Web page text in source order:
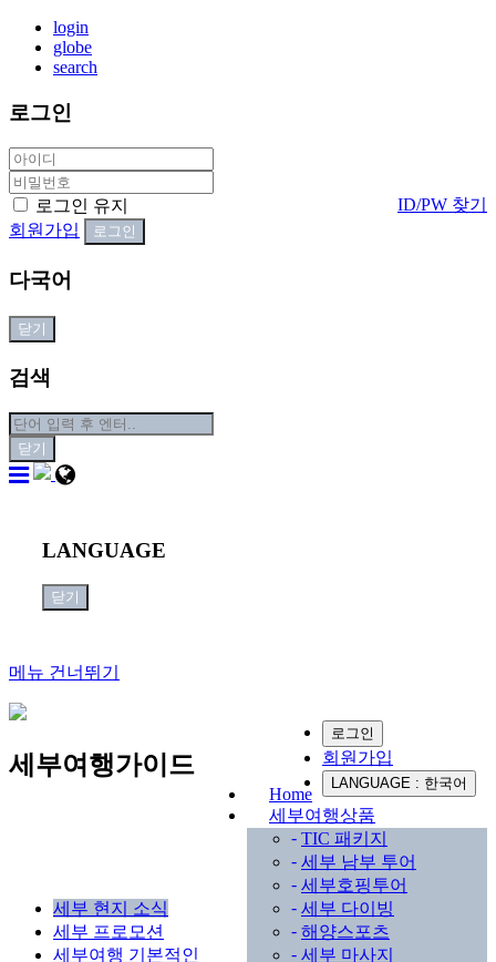
login
globe
search
로그인
ID/PW 찾기
로그인 유지
회원가입
다국어
닫기
검색
닫기
LANGUAGE
닫기
메뉴 건너뛰기
로그인
회원가입
LANGUAGE : 한국어
Home
세부여행상품
- TIC 패키지
- 세부 남부 투어
- 세부호핑투어
- 세부 다이빙
- 해양스포츠
- 세부 마사지
Sub
Promotion
세부여행가이드
세부 현지 소식
세부 프로모션
세부여행 기본적인